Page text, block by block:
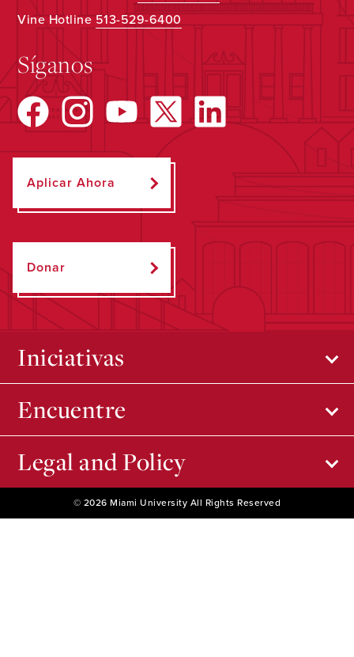
Vine Hotline513-529-6400
Síganos
Aplicar Ahora
Donar
Iniciativas
Encuentre
Legal and Policy
© 2026 Miami University All Rights Reserved